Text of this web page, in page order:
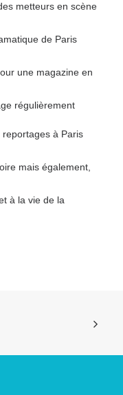
metteurs en scène
de Paris
une magazine en
régulièrement
à Paris
mais également,
à la vie de la